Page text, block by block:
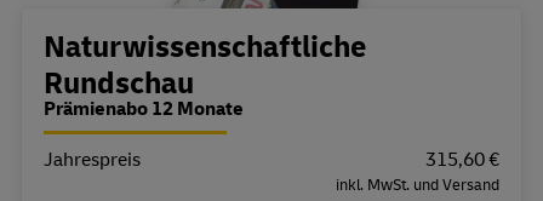
Bestellübersicht
Naturwissenschaftliche
Rundschau
Prämienabo 12 Monate
Eigenschaft
Jahrespreis 315,60 €
inkl. MwSt. und Versand